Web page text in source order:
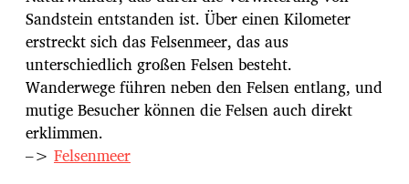
Sandstein entstanden ist. Über einen Kilometer
erstreckt sich das Felsenmeer, das aus
unterschiedlich großen Felsen besteht.
Wanderwege führen neben den Felsen entlang, und
mutige Besucher können die Felsen auch direkt
erklimmen.
–> Felsenmeer